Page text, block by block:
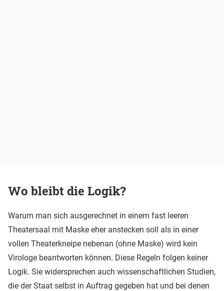
Wo bleibt die Logik?
Warum man sich ausgerechnet in einem fast leeren
Theatersaal mit Maske eher anstecken soll als in einer
vollen Theaterkneipe nebenan (ohne Maske) wird kein
Virologe beantworten können. Diese Regeln folgen keiner
Logik. Sie widersprechen auch wissenschaftlichen Studien,
die der Staat selbst in Auftrag gegeben hat und bei denen